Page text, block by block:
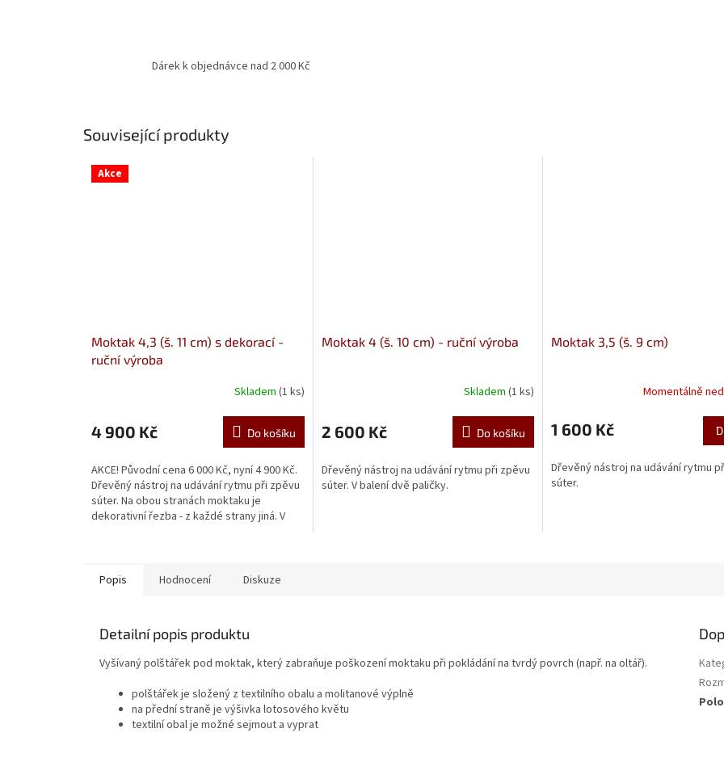
Dárek k objednávce nad 2 000 Kč
Související produkty
Akce
Moktak 4,3 (š. 11 cm) s dekorací -
ruční výroba
Skladem (1 ks)
4 900 Kč Do košíku
AKCE! Původní cena 6 000 Kč, nyní 4 900 Kč.
Dřevěný nástroj na udávání rytmu při zpěvu
súter. Na obou stranách moktaku je
dekorativní řezba - z každé strany jiná. V
Moktak 4 (š. 10 cm) - ruční výroba
Skladem (1 ks)
2 600 Kč Do košíku
Dřevěný nástroj na udávání rytmu při zpěvu
súter. V balení dvě paličky.
Moktak 3,5 (š. 9 cm)
Momentálně
1 600 Kč
Dřevěný nástroj na udávání rytmu
súter.
Popis Hodnocení Diskuze
Detailní popis produktu
Vyšívaný polštářek pod moktak, který zabraňuje poškození moktaku při pokládání na tvrdý povrch (např. na oltář).
polštářek je složený z textilního obalu a molitanové výplně
na přední straně je výšivka lotosového květu
textilní obal je možné sejmout a vyprat